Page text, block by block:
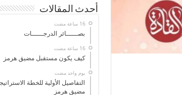
أحدث المقالات
‏16 ساعة مضت
بصــــــائر الدرجــــــات
‏16 ساعة مضت
كيف يكون مستقبل مضيق هرمز
‏يوم واحد مضت
التفاصيل الأولية للخطة
مضيق هرمز